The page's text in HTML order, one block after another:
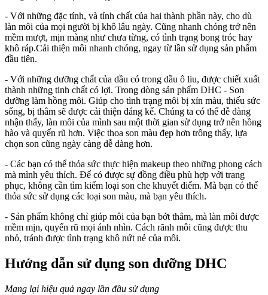
- Với những đặc tính, và tính chất của hai thành phần này, cho dù
làn môi của mọi người bị khô lâu ngày. Cũng nhanh chóng trở nên
mềm mượt, mịn màng như chưa từng, có tình trạng bong tróc hay
khô ráp.Cải thiện môi nhanh chóng, ngay từ lần sử dụng sản phẩm
đầu tiên.
- Với những dưỡng chất của dầu có trong dầu ô liu, được chiết xuất
thành những tinh chất có lợi. Trong dòng sản phẩm DHC - Son
dưỡng làm hồng môi. Giúp cho tình trạng môi bị xỉn màu, thiếu sức
sống, bị thâm sẽ được cải thiện đáng kể. Chúng ta có thể dễ dàng
nhận thấy, làn môi của mình sau một thời gian sử dụng trở nên hồng
hào và quyến rũ hơn. Việc thoa son màu đẹp hơn trông thấy, lựa
chọn son cũng ngày càng dễ dàng hơn.
- Các bạn có thể thỏa sức thực hiện makeup theo những phong cách
mà mình yêu thích. Để có được sự đồng điều phù hợp với trang
phục, không cần tìm kiếm loại son che khuyết điểm. Mà bạn có thể
thỏa sức sử dụng các loại son màu, mà bạn yêu thích.
- Sản phẩm không chỉ giúp môi của bạn bớt thâm, mà làn môi được
mềm mịn, quyến rũ mọi ánh nhìn. Cách rãnh môi cũng được thu
nhỏ, tránh được tình trạng khô nứt nẻ của môi.
Hướng dẫn sử dụng son dưỡng DHC
Mang lại hiệu quả ngay lần đầu sử dụng